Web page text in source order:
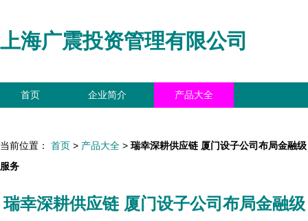
上海广震投资管理有限公司
首页 企业简介 产品大全
当前位置： 首页 > 产品大全 > 瑞幸深耕供应链 厦门设子公司布局金融级
服务
瑞幸深耕供应链 厦门设子公司布局金融级